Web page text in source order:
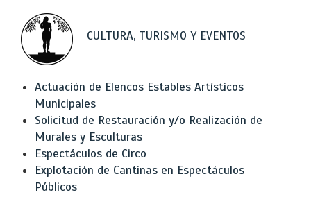
CULTURA, TURISMO Y EVENTOS
Actuación de Elencos Estables Artísticos
Municipales
Solicitud de Restauración y/o Realización de
Murales y Esculturas
Espectáculos de Circo
Explotación de Cantinas en Espectáculos
Públicos